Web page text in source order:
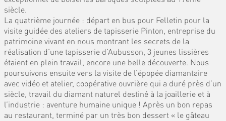
siècle.
La quatrième journée : départ en bus pour Felletin pour la
visite guidée des ateliers de tapisserie Pinton, entreprise du
patrimoine vivant en nous montrant les secrets de la
réalisation d’une tapisserie d’Aubusson, 3 jeunes lissières
étaient en plein travail, encore une belle découverte. Nous
poursuivons ensuite vers la visite de l’épopée diamantaire
avec vidéo et atelier, coopérative ouvrière qui a duré près d’un
siècle, travail du diamant naturel destiné à la joaillerie et à
l’industrie : aventure humaine unique ! Après un bon repas
au restaurant, terminé par un très bon dessert « le gâteau